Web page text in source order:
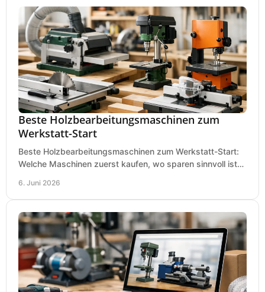
Beste Holzbearbeitungsmaschinen zum
Werkstatt-Start
Beste Holzbearbeitungsmaschinen zum Werkstatt-Start:
Welche Maschinen zuerst kaufen, wo sparen sinnvoll ist
6. Juni 2026